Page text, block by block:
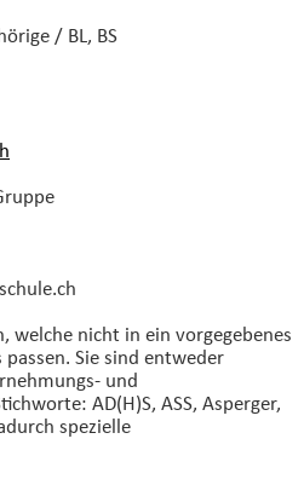
/ BL, BS
ch
welche nicht in ein vorgegebenes
Sie sind entweder
und
AD(H)S, ASS, Asperger,
spezielle